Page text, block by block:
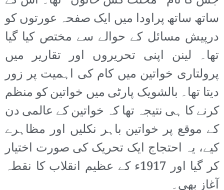
ساتھ ساتھ پراودا میں ایک صفحہ عورتوں کو
درپیش مسائل کے حوالے سے مختص کیا گیا
تھا۔ لینن اپنی تحریروں اور تقاریر میں
پرولتاری خواتین میں کام کی اہمیت پر زور
دیتا تھا۔ بالشویک پارٹی میں خواتین کو منظم
کرنے کا ہی نتیجہ تھا کہ خواتین کے عالمی دن
کے موقع پر خواتین باہر نکلیں اور مظاہرے
کیے، یہ احتجاج ایک تحریک کی صورت اختیار
کر گیا اور 1917ء کے عظیم انقلاب کا نقطہ
آغاز بھی۔